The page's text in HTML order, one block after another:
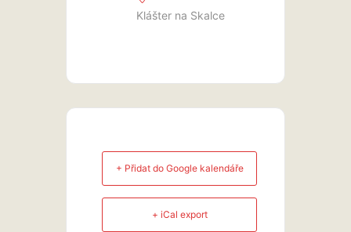
Klášter na Skalce
+ Přidat do Google kalendáře
+ iCal export